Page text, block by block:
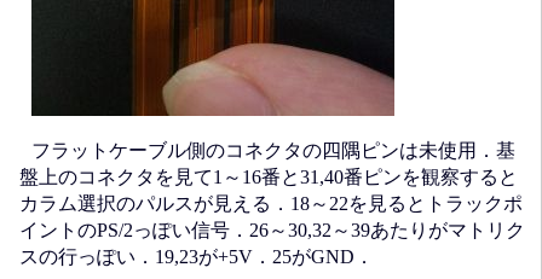
フラットケーブル側のコネクタの四隅ピンは未使用．基
盤上のコネクタを見て1～16番と31,40番ピンを観察すると
カラム選択のパルスが見える．18～22を見るとトラックポ
イントのPS/2っぽい信号．26～30,32～39あたりがマトリク
スの行っぽい．19,23が+5V．25がGND．